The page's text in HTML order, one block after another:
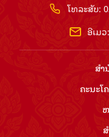
ໂທລະສັບ:
ອີເມວ:
ສຳ​
ຄະນະ